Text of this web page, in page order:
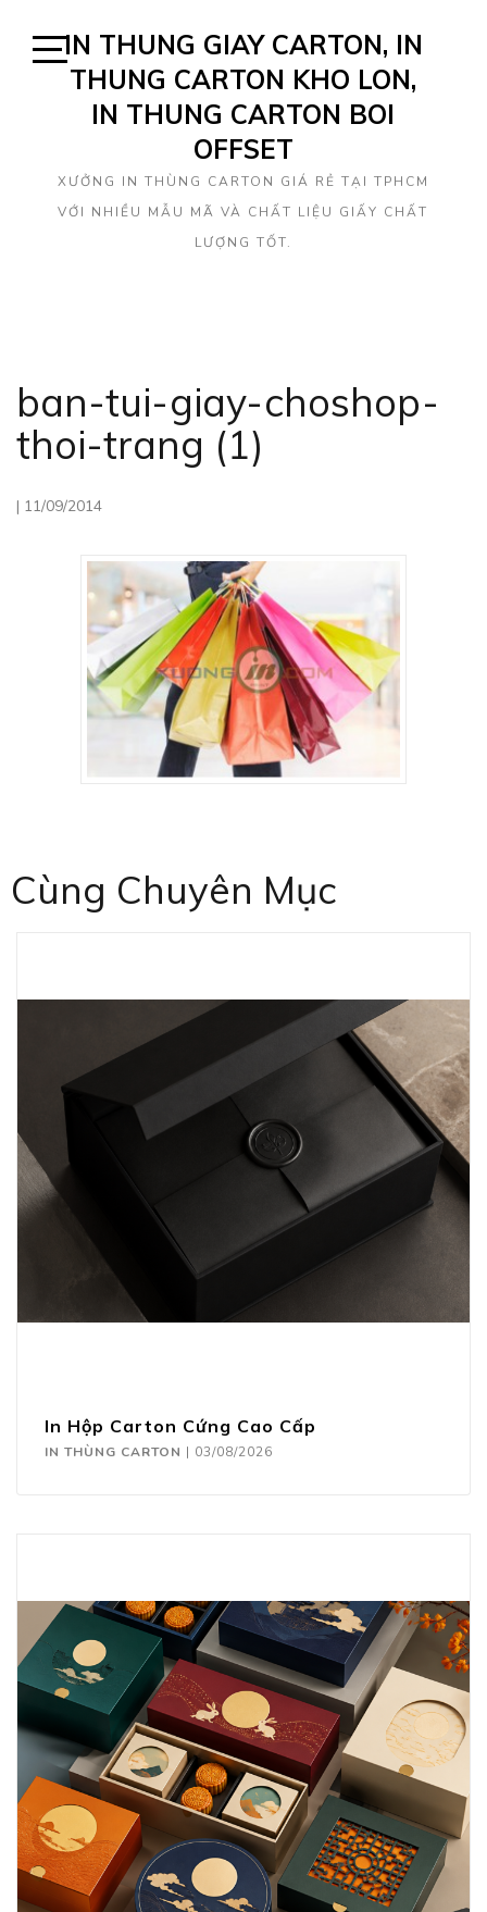
Open
Sidebar
IN THUNG GIAY CARTON, IN
THUNG CARTON KHO LON,
IN THUNG CARTON BOI
OFFSET
XƯỞNG IN THÙNG CARTON GIÁ RẺ TẠI TPHCM
VỚI NHIỀU MẪU MÃ VÀ CHẤT LIỆU GIẤY CHẤT
LƯỢNG TỐT.
ban-tui-giay-choshop-
thoi-trang (1)
| 11/09/2014
Cùng Chuyên Mục
In Hộp Carton Cứng Cao Cấp
IN THÙNG CARTON | 03/08/2026